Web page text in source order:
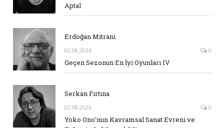
Aptal
Erdoğan Mitrani
02.08.2026 0
Geçen Sezonun En İyi Oyunları IV
Serkan Fırtına
02.08.2026 0
Yoko Ono’nun Kavramsal Sanat Evreni ve